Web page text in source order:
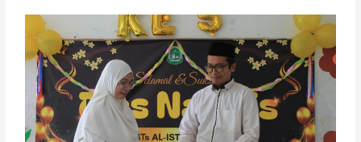
e
b
o
o
k
er
s
A
p
p
gr
a
m
e
dI
n
e
st
y
Li
n
k